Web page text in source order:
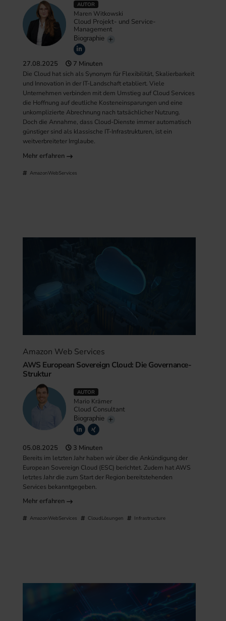
AUTOR
Maren Witkowski
Cloud Projekt- und Service-
Management
Biographie
27.08.2025 7 Minuten
Die Cloud hat sich als Synonym für Flexibilität, Skalierbarkeit
und Innovation in der IT-Landschaft etabliert. Viele
Unternehmen verbinden mit dem Umstieg auf Cloud Services
die Hoffnung auf deutliche Kosteneinsparungen und eine
unkomplizierte Abrechnung nach tatsächlicher Nutzung.
Doch die Annahme, dass Cloud-Dienste immer automatisch
günstiger sind als klassische IT-Infrastrukturen, ist ein
weitverbreiteter Irrglaube.
Mehr erfahren
AmazonWebServices
Amazon Web Services
AWS European Sovereign Cloud: Die Governance-
Struktur
AUTOR
Mario Krämer
Cloud Consultant
Biographie
05.08.2025 3 Minuten
Bereits im letzten Jahr haben wir über die Ankündigung der
European Sovereign Cloud (ESC) berichtet. Zudem hat AWS
letztes Jahr die zum Start der Region bereitstehenden
Services bekanntgegeben.
Mehr erfahren
AmazonWebServices CloudLösungen Infrastructure